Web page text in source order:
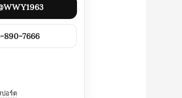
890-7666
ปอร์ต